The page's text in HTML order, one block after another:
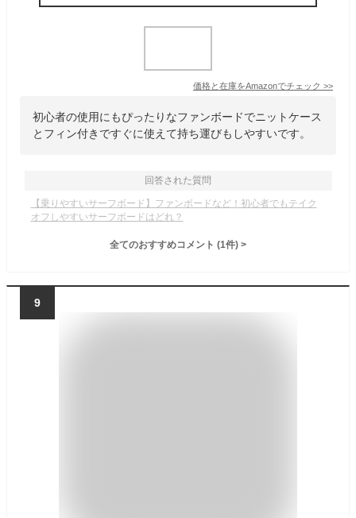
価格と在庫をAmazonでチェック >>
初心者の使用にもぴったりなファンボードでニットケース
とフィン付きですぐに使えて持ち運びもしやすいです。
回答された質問
【乗りやすいサーフボード】ファンボードなど！初心者でもテイク
オフしやすいサーフボードはどれ？
全てのおすすめコメント (1件) >
9